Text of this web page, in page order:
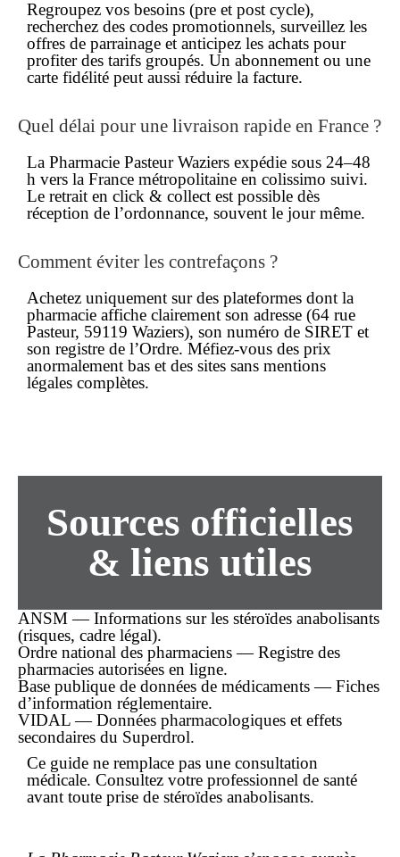
Regroupez vos besoins (pre et post cycle),
recherchez des codes promotionnels, surveillez les
offres de parrainage et anticipez les achats pour
profiter des tarifs groupés. Un abonnement ou une
carte fidélité peut aussi réduire la facture.
Quel délai pour une livraison rapide en France ?
La Pharmacie Pasteur Waziers expédie sous 24–48
h vers la France métropolitaine en colissimo suivi.
Le retrait en click & collect est possible dès
réception de l’ordonnance, souvent le jour même.
Comment éviter les contrefaçons ?
Achetez uniquement sur des plateformes dont la
pharmacie affiche clairement son adresse (64 rue
Pasteur, 59119 Waziers), son numéro de SIRET et
son registre de l’Ordre. Méfiez-vous des prix
anormalement bas et des sites sans mentions
légales complètes.
Sources officielles
& liens utiles
ANSM — Informations sur les stéroïdes anabolisants
(risques, cadre légal).
Ordre national des pharmaciens — Registre des
pharmacies autorisées en ligne.
Base publique de données de médicaments — Fiches
d’information réglementaire.
VIDAL — Données pharmacologiques et effets
secondaires du Superdrol.
Ce guide ne remplace pas une consultation
médicale. Consultez votre professionnel de santé
avant toute prise de stéroïdes anabolisants.